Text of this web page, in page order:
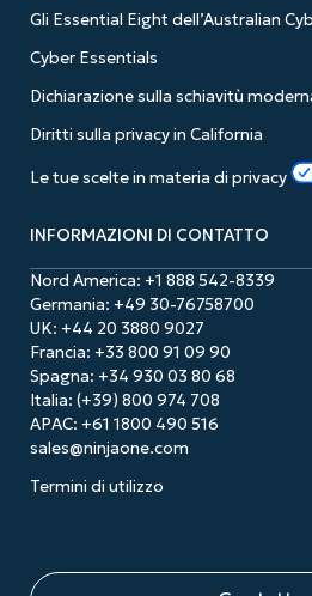
Gli Essential Eight dell’Australian
Cyber Essentials
Dichiarazione sulla schiavitù
Diritti sulla privacy in California
Le tue scelte in materia di privacy
INFORMAZIONI DI CONTATTO
Nord America: +1 888 542-8339
Germania: +49 30-76758700
UK: +44 20 3880 9027
Francia: +33 800 91 09 90
Spagna: +34 930 03 80 68
Italia: (+39) 800 974 708
APAC: +61 1800 490 516
sales@ninjaone.com
Termini di utilizzo